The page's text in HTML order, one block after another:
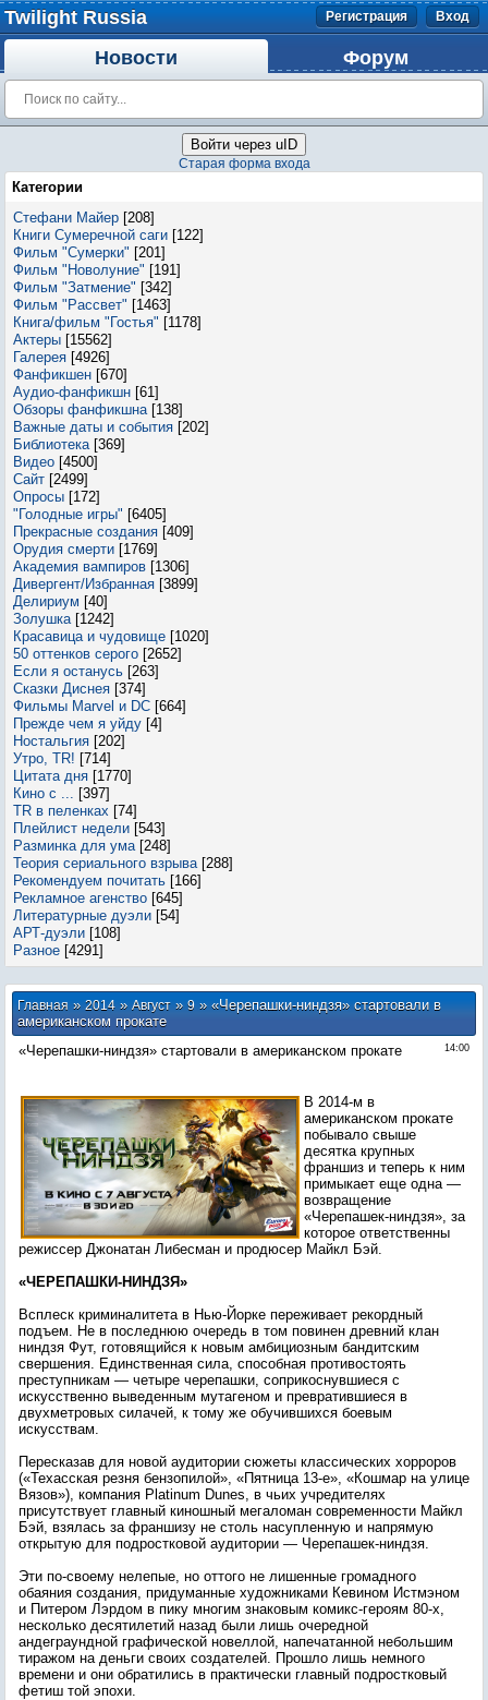
Twilight Russia Регистрация Вход
Новости Форум
Войти через uID
Старая форма входа
Категории
Стефани Майер [208]
Книги Сумеречной саги [122]
Фильм "Сумерки" [201]
Фильм "Новолуние" [191]
Фильм "Затмение" [342]
Фильм "Рассвет" [1463]
Книга/фильм "Гостья" [1178]
Актеры [15562]
Галерея [4926]
Фанфикшен [670]
Аудио-фанфикшн [61]
Обзоры фанфикшна [138]
Важные даты и события [202]
Библиотека [369]
Видео [4500]
Сайт [2499]
Опросы [172]
"Голодные игры" [6405]
Прекрасные создания [409]
Орудия смерти [1769]
Академия вампиров [1306]
Дивергент/Избранная [3899]
Делириум [40]
Золушка [1242]
Красавица и чудовище [1020]
50 оттенков серого [2652]
Если я останусь [263]
Сказки Диснея [374]
Фильмы Marvel и DC [664]
Прежде чем я уйду [4]
Ностальгия [202]
Утро, TR! [714]
Цитата дня [1770]
Кино с ... [397]
TR в пеленках [74]
Плейлист недели [543]
Разминка для ума [248]
Теория сериального взрыва [288]
Рекомендуем почитать [166]
Рекламное агенство [645]
Литературные дуэли [54]
АРТ-дуэли [108]
Разное [4291]
Главная»2014 » Август » 9» «Черепашки-ниндзя» стартовали в
американском прокате
14:00
«Черепашки-ниндзя» стартовали в американском прокате
В 2014-м в
американском прокате
побывало свыше
десятка крупных
франшиз и теперь к ним
примыкает еще одна —
возвращение
«Черепашек-ниндзя», за
которое ответственны
режиссер Джонатан Либесман и продюсер Майкл Бэй.
«ЧЕРЕПАШКИ-НИНДЗЯ»
Всплеск криминалитета в Нью-Йорке переживает рекордный
подъем. Не в последнюю очередь в том повинен древний клан
ниндзя Фут, готовящийся к новым амбициозным бандитским
свершения. Единственная сила, способная противостоять
преступникам — четыре черепашки, соприкоснувшиеся с
искусственно выведенным мутагеном и превратившиеся в
двухметровых силачей, к тому же обучившихся боевым
искусствам.
Пересказав для новой аудитории сюжеты классических хорроров
(«Техасская резня бензопилой», «Пятница 13-е», «Кошмар на улице
Вязов»), компания Platinum Dunes, в чьих учредителях
присутствует главный киношный мегаломан современности Майкл
Бэй, взялась за франшизу не столь насупленную и напрямую
открытую для подростковой аудитории — Черепашек-ниндзя.
Эти по-своему нелепые, но оттого не лишенные громадного
обаяния создания, придуманные художниками Кевином Истмэном
и Питером Лэрдом в пику многим знаковым комикс-героям 80-х,
несколько десятилетий назад были лишь очередной
андеграундной графической новеллой, напечатанной небольшим
тиражом на деньги своих создателей. Прошло лишь немного
времени и они обратились в практически главный подростковый
фетиш той эпохи.